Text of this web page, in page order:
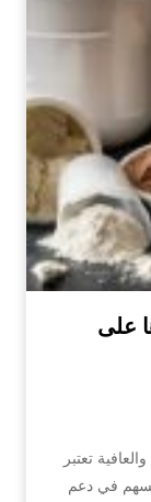
على
تعتبر
تسهم في دعم